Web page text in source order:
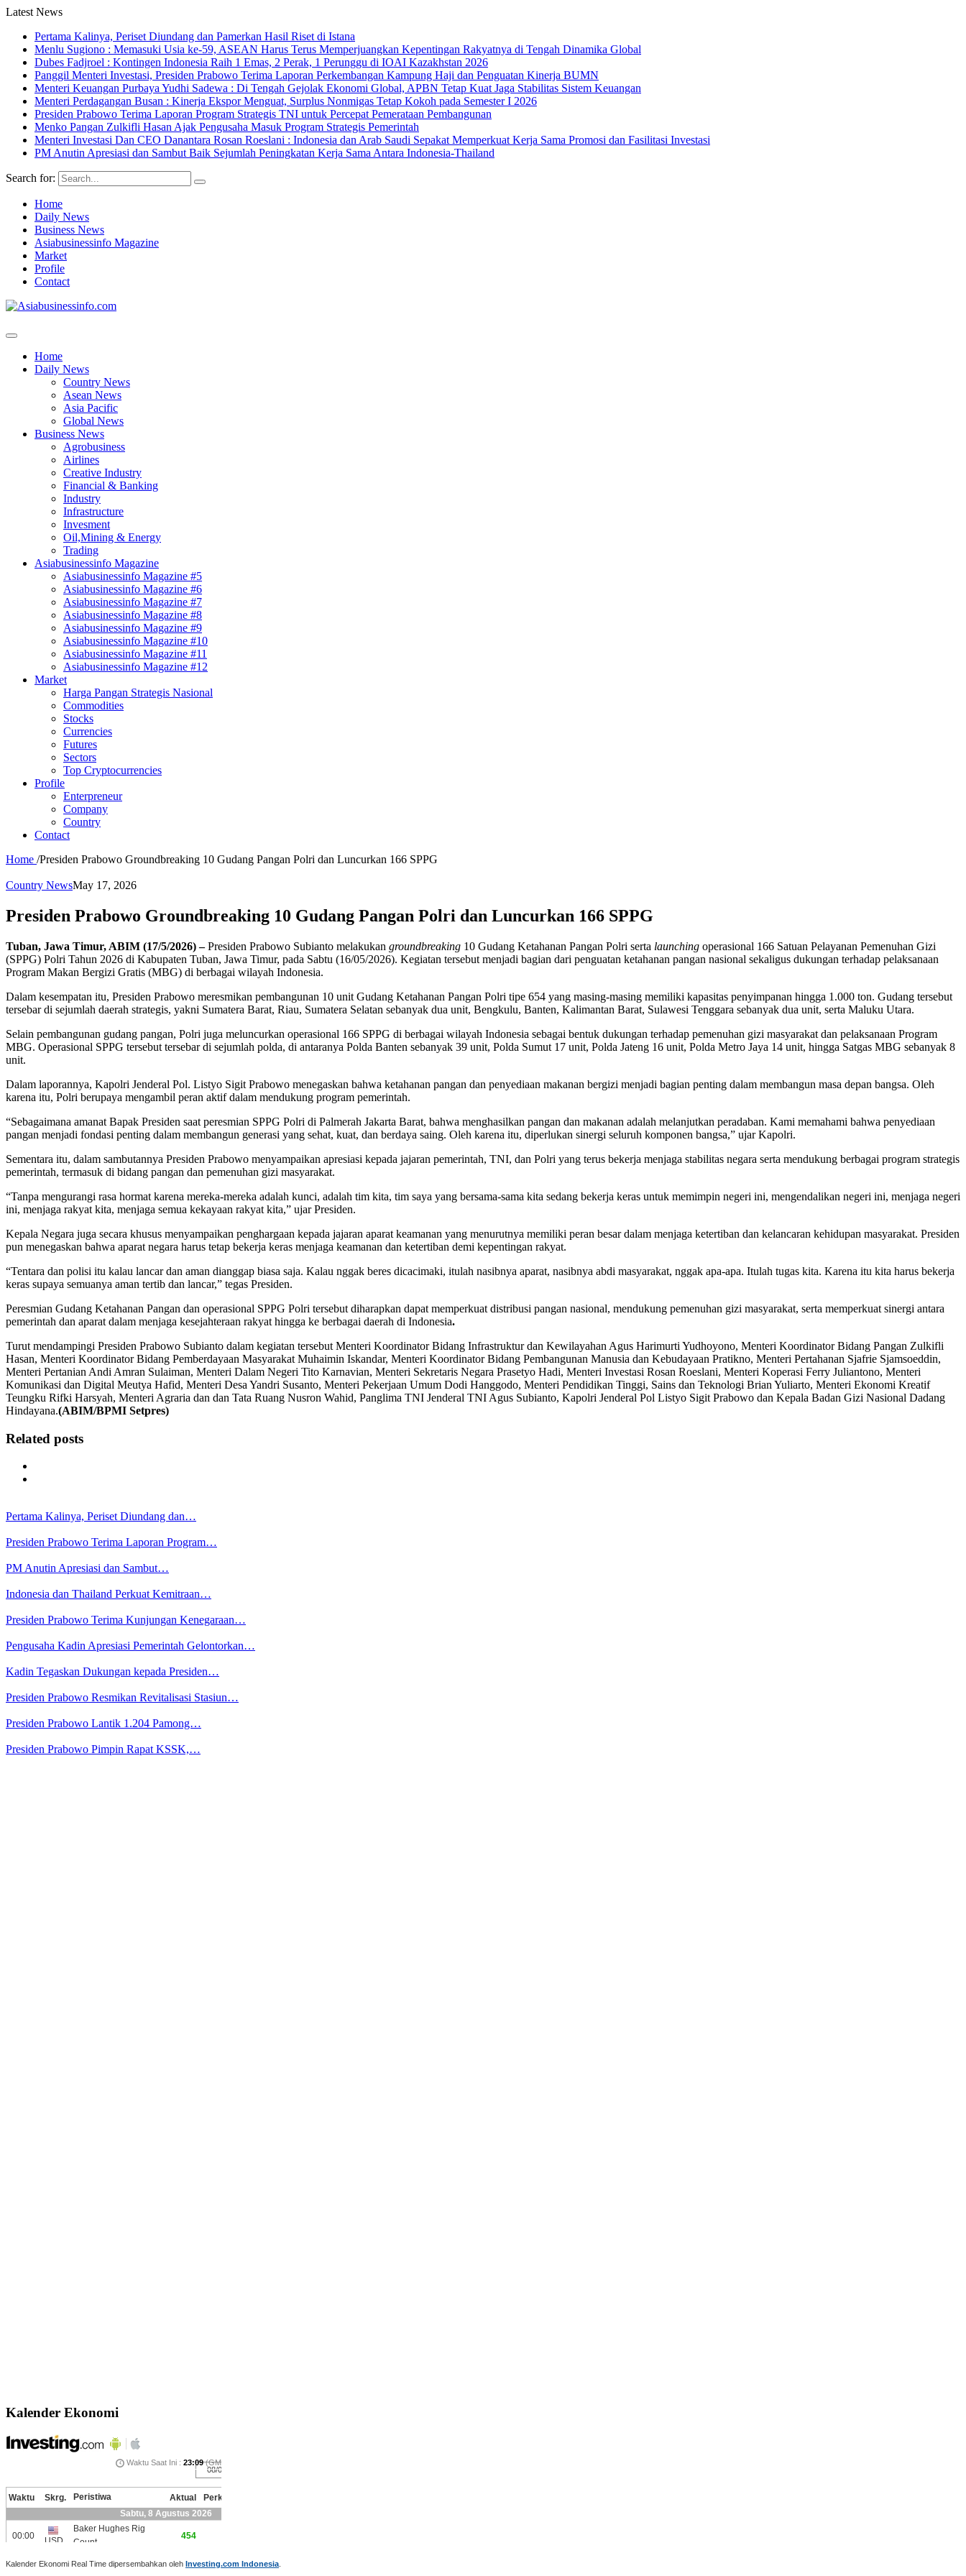
Latest News
Pertama Kalinya, Periset Diundang dan Pamerkan Hasil Riset di Istana
Menlu Sugiono : Memasuki Usia ke-59, ASEAN Harus Terus Memperjuangkan Kepentingan Rakyatnya di Tengah Dinamika Global
Dubes Fadjroel : Kontingen Indonesia Raih 1 Emas, 2 Perak, 1 Perunggu di IOAI Kazakhstan 2026
Panggil Menteri Investasi, Presiden Prabowo Terima Laporan Perkembangan Kampung Haji dan Penguatan Kinerja BUMN
Menteri Keuangan Purbaya Yudhi Sadewa : Di Tengah Gejolak Ekonomi Global, APBN Tetap Kuat Jaga Stabilitas Sistem Keuangan
Menteri Perdagangan Busan : Kinerja Ekspor Menguat, Surplus Nonmigas Tetap Kokoh pada Semester I 2026
Presiden Prabowo Terima Laporan Program Strategis TNI untuk Percepat Pemerataan Pembangunan
Menko Pangan Zulkifli Hasan Ajak Pengusaha Masuk Program Strategis Pemerintah
Menteri Investasi Dan CEO Danantara Rosan Roeslani : Indonesia dan Arab Saudi Sepakat Memperkuat Kerja Sama Promosi dan Fasilitasi Investasi
PM Anutin Apresiasi dan Sambut Baik Sejumlah Peningkatan Kerja Sama Antara Indonesia-Thailand
Search for:
Home
Daily News
Business News
Asiabusinessinfo Magazine
Market
Profile
Contact
Home
Daily News
Country News
Asean News
Asia Pacific
Global News
Business News
Agrobusiness
Airlines
Creative Industry
Financial & Banking
Industry
Infrastructure
Invesment
Oil,Mining & Energy
Trading
Asiabusinessinfo Magazine
Asiabusinessinfo Magazine #5
Asiabusinessinfo Magazine #6
Asiabusinessinfo Magazine #7
Asiabusinessinfo Magazine #8
Asiabusinessinfo Magazine #9
Asiabusinessinfo Magazine #10
Asiabusinessinfo Magazine #11
Asiabusinessinfo Magazine #12
Market
Harga Pangan Strategis Nasional
Commodities
Stocks
Currencies
Futures
Sectors
Top Cryptocurrencies
Profile
Enterpreneur
Company
Country
Contact
Home /Presiden Prabowo Groundbreaking 10 Gudang Pangan Polri dan Luncurkan 166 SPPG
Country NewsMay 17, 2026
Presiden Prabowo Groundbreaking 10 Gudang Pangan Polri dan Luncurkan 166 SPPG
Tuban, Jawa Timur, ABIM (17/5/2026) –Presiden Prabowo Subianto melakukan groundbreaking 10 Gudang Ketahanan Pangan Polri serta launching operasional 166 Satuan Pelayanan Pemenuhan Gizi
(SPPG) Polri Tahun 2026 di Kabupaten Tuban, Jawa Timur, pada Sabtu (16/05/2026). Kegiatan tersebut menjadi bagian dari penguatan ketahanan pangan nasional sekaligus dukungan terhadap pelaksanaan
Program Makan Bergizi Gratis (MBG) di berbagai wilayah Indonesia.
Dalam kesempatan itu, Presiden Prabowo meresmikan pembangunan 10 unit Gudang Ketahanan Pangan Polri tipe 654 yang masing-masing memiliki kapasitas penyimpanan hingga 1.000 ton. Gudang tersebut
tersebar di sejumlah daerah strategis, yakni Sumatera Barat, Riau, Sumatera Selatan sebanyak dua unit, Bengkulu, Banten, Kalimantan Barat, Sulawesi Tenggara sebanyak dua unit, serta Maluku Utara.
Selain pembangunan gudang pangan, Polri juga meluncurkan operasional 166 SPPG di berbagai wilayah Indonesia sebagai bentuk dukungan terhadap pemenuhan gizi masyarakat dan pelaksanaan Program
MBG. Operasional SPPG tersebut tersebar di sejumlah polda, di antaranya Polda Banten sebanyak 39 unit, Polda Sumut 17 unit, Polda Jateng 16 unit, Polda Metro Jaya 14 unit, hingga Satgas MBG sebanyak 8
unit.
Dalam laporannya, Kapolri Jenderal Pol. Listyo Sigit Prabowo menegaskan bahwa ketahanan pangan dan penyediaan makanan bergizi menjadi bagian penting dalam membangun masa depan bangsa. Oleh
karena itu, Polri berupaya mengambil peran aktif dalam mendukung program pemerintah.
“Sebagaimana amanat Bapak Presiden saat peresmian SPPG Polri di Palmerah Jakarta Barat, bahwa menghasilkan pangan dan makanan adalah melanjutkan peradaban. Kami memahami bahwa penyediaan
pangan menjadi fondasi penting dalam membangun generasi yang sehat, kuat, dan berdaya saing. Oleh karena itu, diperlukan sinergi seluruh komponen bangsa,” ujar Kapolri.
Sementara itu, dalam sambutannya Presiden Prabowo menyampaikan apresiasi kepada jajaran pemerintah, TNI, dan Polri yang terus bekerja menjaga stabilitas negara serta mendukung berbagai program strategis
pemerintah, termasuk di bidang pangan dan pemenuhan gizi masyarakat.
“Tanpa mengurangi rasa hormat karena mereka-mereka adalah kunci, adalah tim kita, tim saya yang bersama-sama kita sedang bekerja keras untuk memimpin negeri ini, mengendalikan negeri ini, menjaga negeri
ini, menjaga rakyat kita, menjaga semua kekayaan rakyat kita,” ujar Presiden.
Kepala Negara juga secara khusus menyampaikan penghargaan kepada jajaran aparat keamanan yang menurutnya memiliki peran besar dalam menjaga ketertiban dan kelancaran kehidupan masyarakat. Presiden
pun menegaskan bahwa aparat negara harus tetap bekerja keras menjaga keamanan dan ketertiban demi kepentingan rakyat.
“Tentara dan polisi itu kalau lancar dan aman dianggap biasa saja. Kalau nggak beres dicacimaki, itulah nasibnya aparat, nasibnya abdi masyarakat, nggak apa-apa. Itulah tugas kita. Karena itu kita harus bekerja
keras supaya semuanya aman tertib dan lancar,” tegas Presiden.
Peresmian Gudang Ketahanan Pangan dan operasional SPPG Polri tersebut diharapkan dapat memperkuat distribusi pangan nasional, mendukung pemenuhan gizi masyarakat, serta memperkuat sinergi antara
pemerintah dan aparat dalam menjaga kesejahteraan rakyat hingga ke berbagai daerah di Indonesia.
Turut mendampingi Presiden Prabowo Subianto dalam kegiatan tersebut Menteri Koordinator Bidang Infrastruktur dan Kewilayahan Agus Harimurti Yudhoyono, Menteri Koordinator Bidang Pangan Zulkifli
Hasan, Menteri Koordinator Bidang Pemberdayaan Masyarakat Muhaimin Iskandar, Menteri Koordinator Bidang Pembangunan Manusia dan Kebudayaan Pratikno, Menteri Pertahanan Sjafrie Sjamsoeddin,
Menteri Pertanian Andi Amran Sulaiman, Menteri Dalam Negeri Tito Karnavian, Menteri Sekretaris Negara Prasetyo Hadi, Menteri Investasi Rosan Roeslani, Menteri Koperasi Ferry Juliantono, Menteri
Komunikasi dan Digital Meutya Hafid, Menteri Desa Yandri Susanto, Menteri Pekerjaan Umum Dodi Hanggodo, Menteri Pendidikan Tinggi, Sains dan Teknologi Brian Yuliarto, Menteri Ekonomi Kreatif
Teungku Rifki Harsyah, Menteri Agraria dan dan Tata Ruang Nusron Wahid, Panglima TNI Jenderal TNI Agus Subianto, Kapolri Jenderal Pol Listyo Sigit Prabowo dan Kepala Badan Gizi Nasional Dadang
Hindayana.(ABIM/BPMI Setpres)
Related posts
Pertama Kalinya, Periset Diundang dan…
Presiden Prabowo Terima Laporan Program…
PM Anutin Apresiasi dan Sambut…
Indonesia dan Thailand Perkuat Kemitraan…
Presiden Prabowo Terima Kunjungan Kenegaraan…
Pengusaha Kadin Apresiasi Pemerintah Gelontorkan…
Kadin Tegaskan Dukungan kepada Presiden…
Presiden Prabowo Resmikan Revitalisasi Stasiun…
Presiden Prabowo Lantik 1.204 Pamong…
Presiden Prabowo Pimpin Rapat KSSK,…
Kalender Ekonomi
Kalender Ekonomi Real Time dipersembahkan oleh Investing.com Indonesia